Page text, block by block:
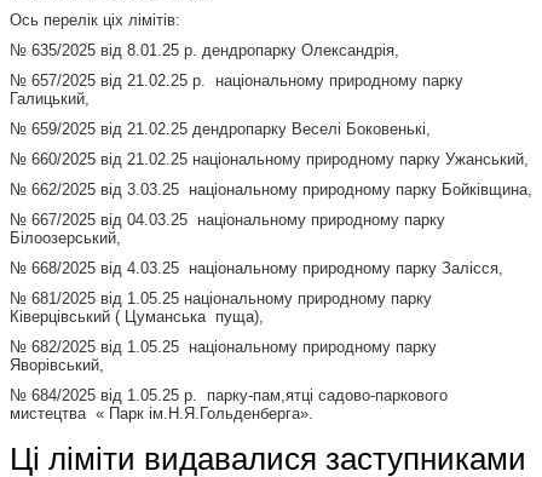
Ось перелік ціх лімітів:
№ 635/2025 від 8.01.25 р. дендропарку Олександрія,
№ 657/2025 від 21.02.25 р. національному природному парку
Галицький,
№ 659/2025 від 21.02.25 дендропарку Веселі Боковенькі,
№ 660/2025 від 21.02.25 національному природному парку Ужанський,
№ 662/2025 від 3.03.25 національному природному парку Бойківщина,
№ 667/2025 від 04.03.25 національному природному парку
Білоозерський,
№ 668/2025 від 4.03.25 національному природному парку Залісся,
№ 681/2025 від 1.05.25 національному природному парку
Ківерцівський ( Цуманська пуща),
№ 682/2025 від 1.05.25 національному природному парку
Яворівський,
№ 684/2025 від 1.05.25 р. парку-пам,ятці садово-паркового
мистецтва « Парк ім.Н.Я.Гольденберга».
Ці ліміти видавалися заступниками